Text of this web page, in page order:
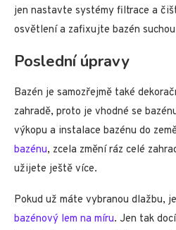
jen nastavte systémy filtrace a
osvětlení a zafixujte bazén
Poslední úpravy
Bazén je samozřejmě také
zahradě, proto je vhodné se
výkopu a instalace bazénu do
bazénu, zcela změní ráz celé
užijete ještě více.
Pokud už máte vybranou dlažbu,
bazénový lem na míru. Jen tak